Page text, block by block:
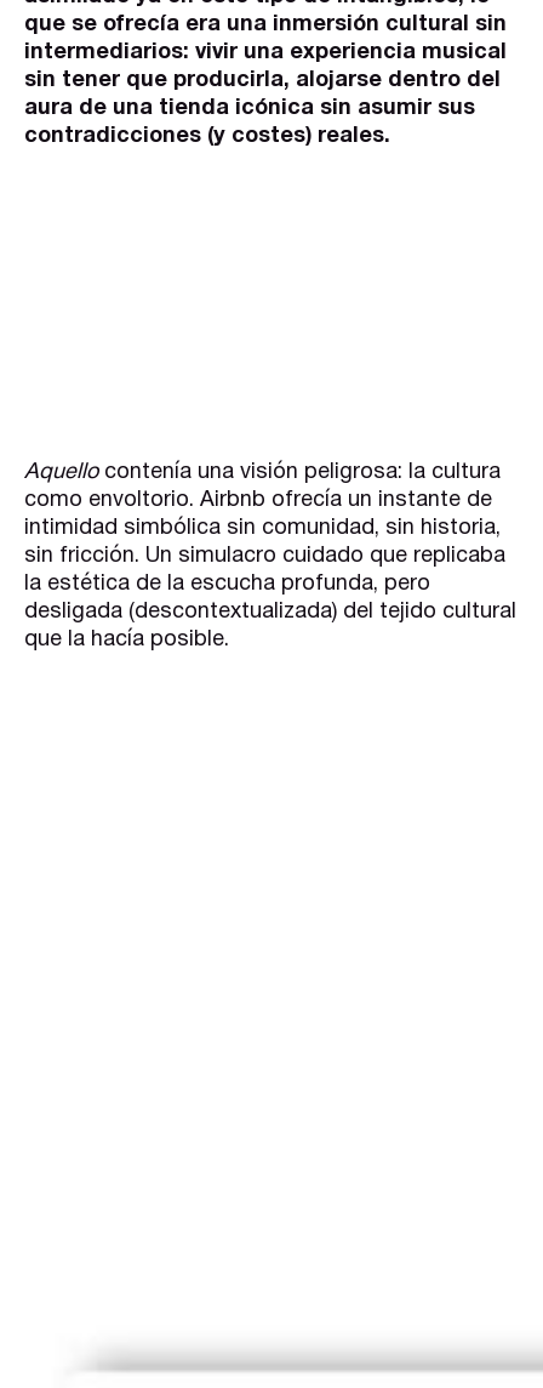
que se ofrecía era una inmersión cultural sin
intermediarios: vivir una experiencia musical
sin tener que producirla, alojarse dentro del
aura de una tienda icónica sin asumir sus
contradicciones (y costes) reales.
Aquellocontenía una visión peligrosa: la cultura
como envoltorio. Airbnb ofrecía un instante de
intimidad simbólica sin comunidad, sin historia,
sin fricción. Un simulacro cuidado que replicaba
la estética de la escucha profunda, pero
desligada (descontextualizada) del tejido cultural
que la hacía posible.